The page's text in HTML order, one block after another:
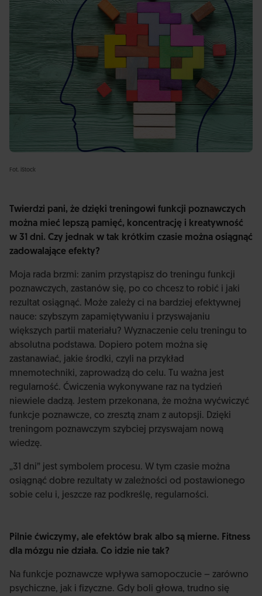
Fot. iStock
Twierdzi pani, że dzięki treningowi funkcji poznawczych
można mieć lepszą pamięć, koncentrację i kreatywność
w 31 dni. Czy jednak w tak krótkim czasie można osiągnąć
zadowalające efekty?
Moja rada brzmi: zanim przystąpisz do treningu funkcji
poznawczych, zastanów się, po co chcesz to robić i jaki
rezultat osiągnąć. Może zależy ci na bardziej efektywnej
nauce: szybszym zapamiętywaniu i przyswajaniu
większych partii materiału? Wyznaczenie celu treningu to
absolutna podstawa. Dopiero potem można się
zastanawiać, jakie środki, czyli na przykład
mnemotechniki, zaprowadzą do celu. Tu ważna jest
regularność. Ćwiczenia wykonywane raz na tydzień
niewiele dadzą. Jestem przekonana, że można wyćwiczyć
funkcje poznawcze, co zresztą znam z autopsji. Dzięki
treningom poznawczym szybciej przyswajam nową
wiedzę.
„31 dni” jest symbolem procesu. W tym czasie można
osiągnąć dobre rezultaty w zależności od postawionego
sobie celu i, jeszcze raz podkreślę, regularności.
Pilnie ćwiczymy, ale efektów brak albo są mierne. Fitness
dla mózgu nie działa. Co idzie nie tak?
Na funkcje poznawcze wpływa samopoczucie – zarówno
psychiczne, jak i fizyczne. Gdy boli głowa, trudno się